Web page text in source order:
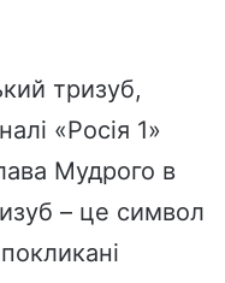
тризуб,
«Росія 1»
Мудрого в
– це символ